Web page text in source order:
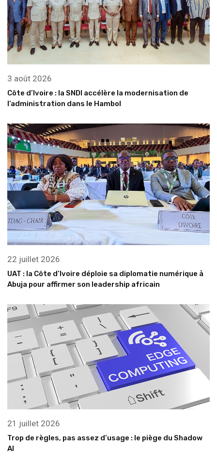
3 août 2026
Côte d’Ivoire : la SNDI accélère la modernisation de
l’administration dans le Hambol
22 juillet 2026
UAT : la Côte d’Ivoire déploie sa diplomatie numérique à
Abuja pour affirmer son leadership africain
21 juillet 2026
Trop de règles, pas assez d’usage : le piège du Shadow
AI